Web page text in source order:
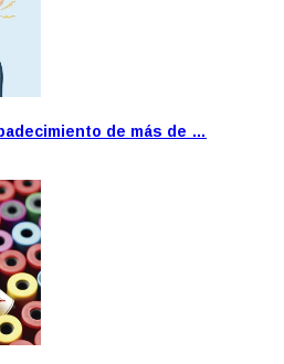
de más de …